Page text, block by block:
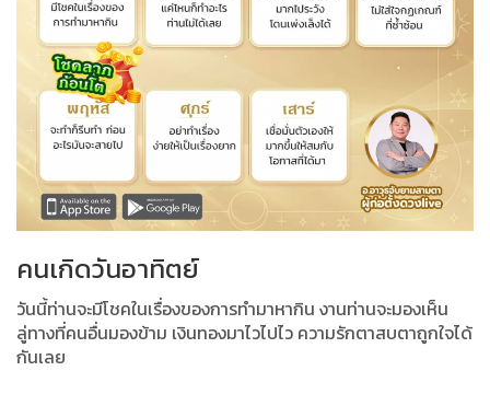
คนเกิดวันอาทิตย์
วันนี้ท่านจะมีโชคในเรื่องของการทำมาหากิน งานท่านจะมองเห็น
ลู่ทางที่คนอื่นมองข้าม เงินทองมาไวไปไว ความรักตาสบตาถูกใจได้
กันเลย